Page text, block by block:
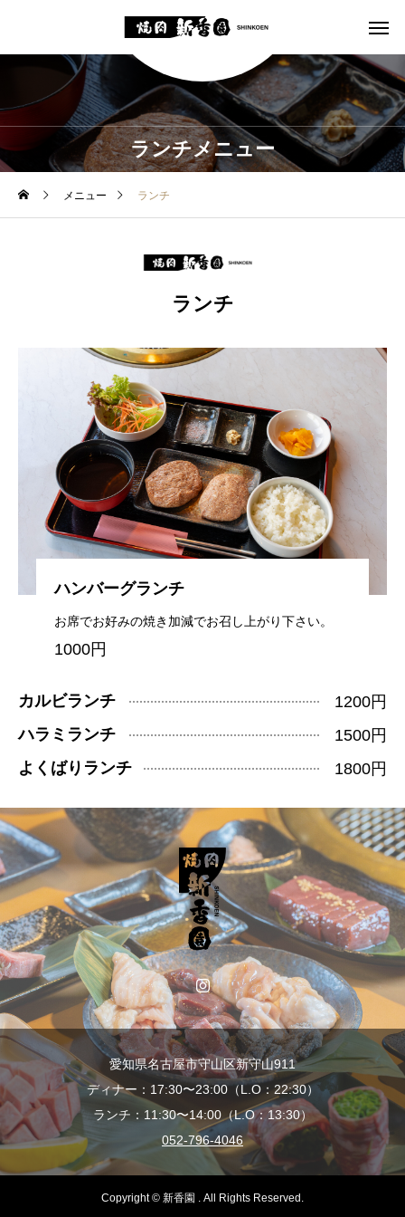
ランチメニュー
メニュー ランチ
ランチ
ハンバーグランチ
お席でお好みの焼き加減でお召し上がり下さい。
1000円
カルビランチ
1200円
ハラミランチ
1500円
よくばりランチ
1800円
愛知県名古屋市守山区新守山911
ディナー：17:30〜23:00（L.O：22:30）
ランチ：11:30〜14:00（L.O：13:30）
052-796-4046
Copyright © 新香園 . All Rights Reserved.